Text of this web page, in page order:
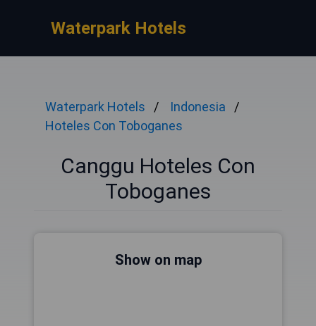
Waterpark Hotels
Waterpark Hotels
Indonesia
Hoteles Con Toboganes
Canggu Hoteles Con
Toboganes
Show on map